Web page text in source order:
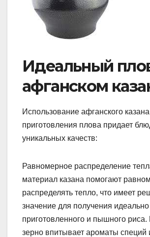
Идеальный
афганском
Использование афганского
приготовления плова придает
уникальных качеств:
Равномерное распределение
материал казана помогают
распределять тепло, что имеет
значение для получения идеально
приготовленного и пышного
зерно впитывает ароматы специй